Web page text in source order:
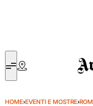
HOME›EVENTI E MOSTRE›